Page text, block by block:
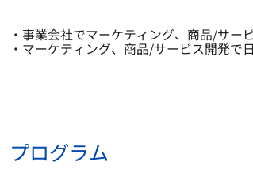
・事業会社でマーケティング、商品/サー
・マーケティング、商品/サービス開発で
プログラム